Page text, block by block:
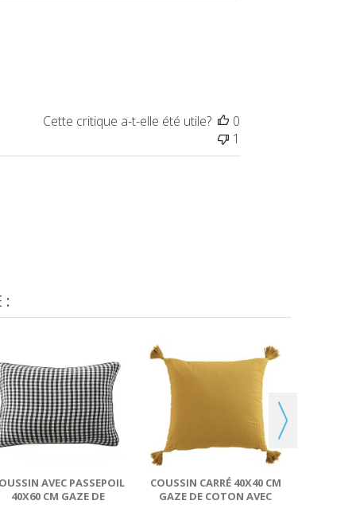
Cette critique a-t-elle été utile?
0
1
:
AVEC PASSEPOIL
40X60 CM GAZE DE
COUSSIN CARRÉ 40X40 CM
GAZE DE COTON AVEC